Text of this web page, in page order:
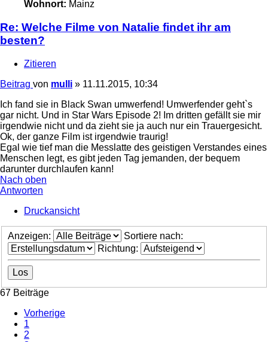
Wohnort: Mainz
Re: Welche Filme von Natalie findet ihr am
besten?
Zitieren
Beitrag von mulli » 11.11.2015, 10:34
Ich fand sie in Black Swan umwerfend! Umwerfender geht`s
gar nicht. Und in Star Wars Episode 2! Im dritten gefällt sie mir
irgendwie nicht und da zieht sie ja auch nur ein Trauergesicht.
Ok, der ganze Film ist irgendwie traurig!
Egal wie tief man die Messlatte des geistigen Verstandes eines
Menschen legt, es gibt jeden Tag jemanden, der bequem
darunter durchlaufen kann!
Nach oben
Antworten
Druckansicht
Anzeigen:
Sortiere nach:
Richtung:
67 Beiträge
Vorherige
1
2